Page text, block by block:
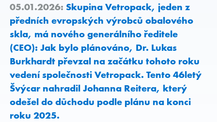
05.01.2026: Skupina Vetropack, jeden z
předních evropských výrobců obalového
skla, má nového generálního ředitele
(CEO): Jak bylo plánováno, Dr. Lukas
Burkhardt převzal na začátku tohoto roku
vedení společnosti Vetropack. Tento 46letý
Švýcar nahradil Johanna Reitera, který
odešel do důchodu podle plánu na konci
roku 2025.